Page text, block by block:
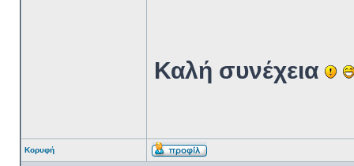
Καλή συνέχεια
Κορυφή